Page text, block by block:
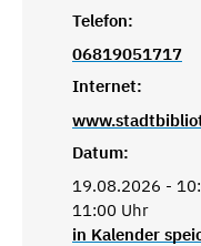
Telefon:
06819051717
Internet:
Datum:
19.08.2026 -
11:00 Uhr
in Kalender